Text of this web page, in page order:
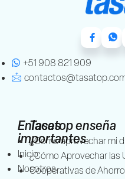
+51 908 821 909
Enlaces
importantes
Inicio
Nosotros
Tasatop enseña
¿Cómo aprovechar mi
¿Cómo Aprovechar las
Cooperativas de